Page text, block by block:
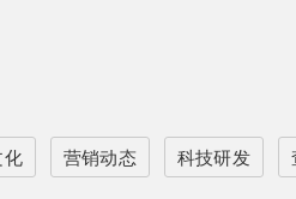
化 营销动态 科技研发